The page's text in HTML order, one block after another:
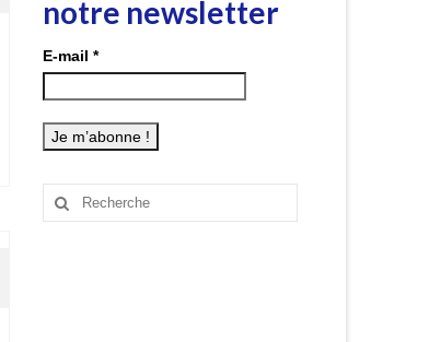
notre newsletter
E-mail *
Rechercher